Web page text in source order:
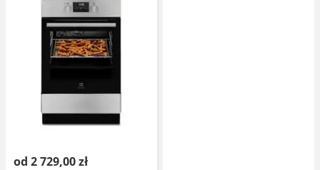
od 2 729,00 zł